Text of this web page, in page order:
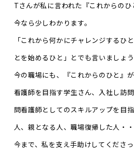
Tさんが私に言われた『これからのひ
今なら少しわかります。
「これから何かにチャレンジするひ
とを始めるひと」とでも言いましょう
今の職場にも、『これからのひと』が
看護師を目指す学生さん、入社し訪
問看護師としてのスキルアップを目
人、親となる人、職場復帰した人・・
今まで、私を支え手助けしてくださ